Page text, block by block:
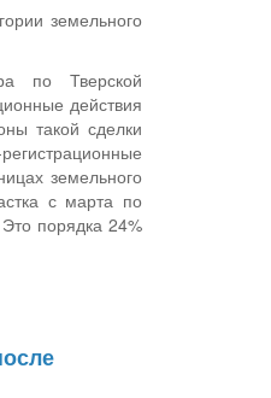
земельного
по Тверской
действия
такой сделки
земельного
с марта по
порядка 24%